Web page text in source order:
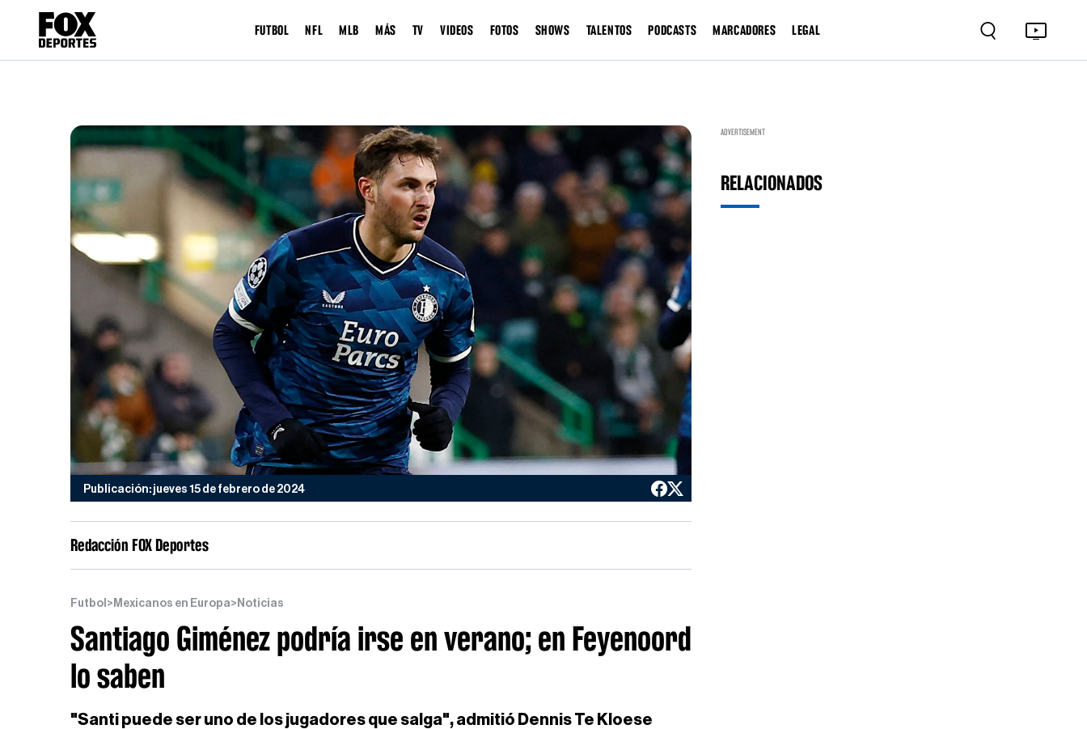
FUTBOL NFL MLB MÁS TV VIDEOS FOTOS SHOWS TALENTOS PODCASTS MARCADORES LEGAL
Publicación: jueves 15 de febrero de 2024
Redacción FOX Deportes
Futbol > Mexicanos en Europa> Noticias
Santiago Giménez podría irse en verano; en Feyenoord
lo saben
"Santi puede ser uno de los jugadores que salga", admitió Dennis Te Kloese
ADVERTISEMENT
RELACIONADOS